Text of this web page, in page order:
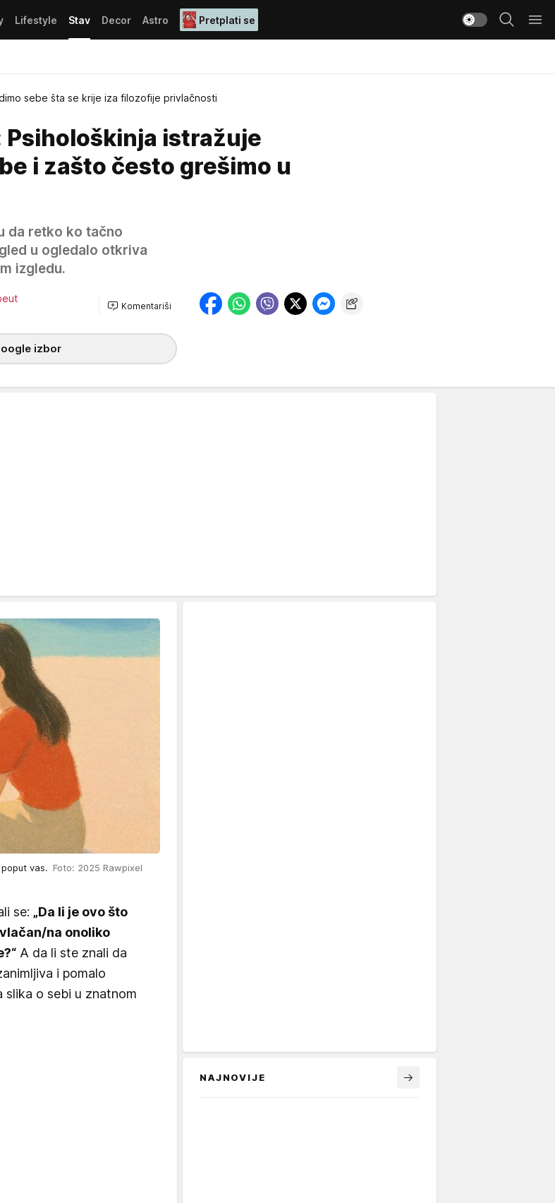
Lifestyle Stav Decor Astro Pretplati se
sebe šta se krije iza filozofije privlačnosti
Psihološkinja istražuje
i zašto često grešimo u
da retko ko tačno
u ogledalo otkriva
izgledu.
Komentariši
izbor
vas. Foto: 2025 Rawpixel
se: „Da li je ovo što
na onoliko
A da li ste znali da
i pomalo
slika o sebi u znatnom
NAJNOVIJE